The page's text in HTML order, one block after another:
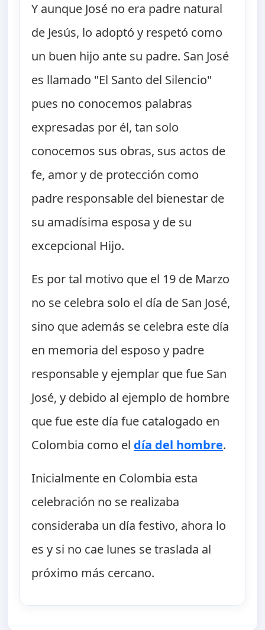
Y aunque José no era padre natural
de Jesús, lo adoptó y respetó como
un buen hijo ante su padre. San José
es llamado "El Santo del Silencio"
pues no conocemos palabras
expresadas por él, tan solo
conocemos sus obras, sus actos de
fe, amor y de protección como
padre responsable del bienestar de
su amadísima esposa y de su
excepcional Hijo.
Es por tal motivo que el 19 de Marzo
no se celebra solo el día de San José,
sino que además se celebra este día
en memoria del esposo y padre
responsable y ejemplar que fue San
José, y debido al ejemplo de hombre
que fue este día fue catalogado en
Colombia como el día del hombre.
Inicialmente en Colombia esta
celebración no se realizaba
consideraba un día festivo, ahora lo
es y si no cae lunes se traslada al
próximo más cercano.